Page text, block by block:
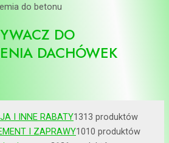
do betonu
DO
DACHÓWEK
I INNE RABATY1313 produktów
I ZAPRAWY1010 produktów